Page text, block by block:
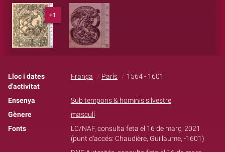
+1
Lloc i dates
d'activitat
França París 1564 - 1601
Ensenya
Sub temporis & hominis silvestre
Gènere
masculí
Fonts
LC/NAF, consulta feta el 16 de març, 2021
(punt d'accés: Chaudière, Guillaume, -1601)